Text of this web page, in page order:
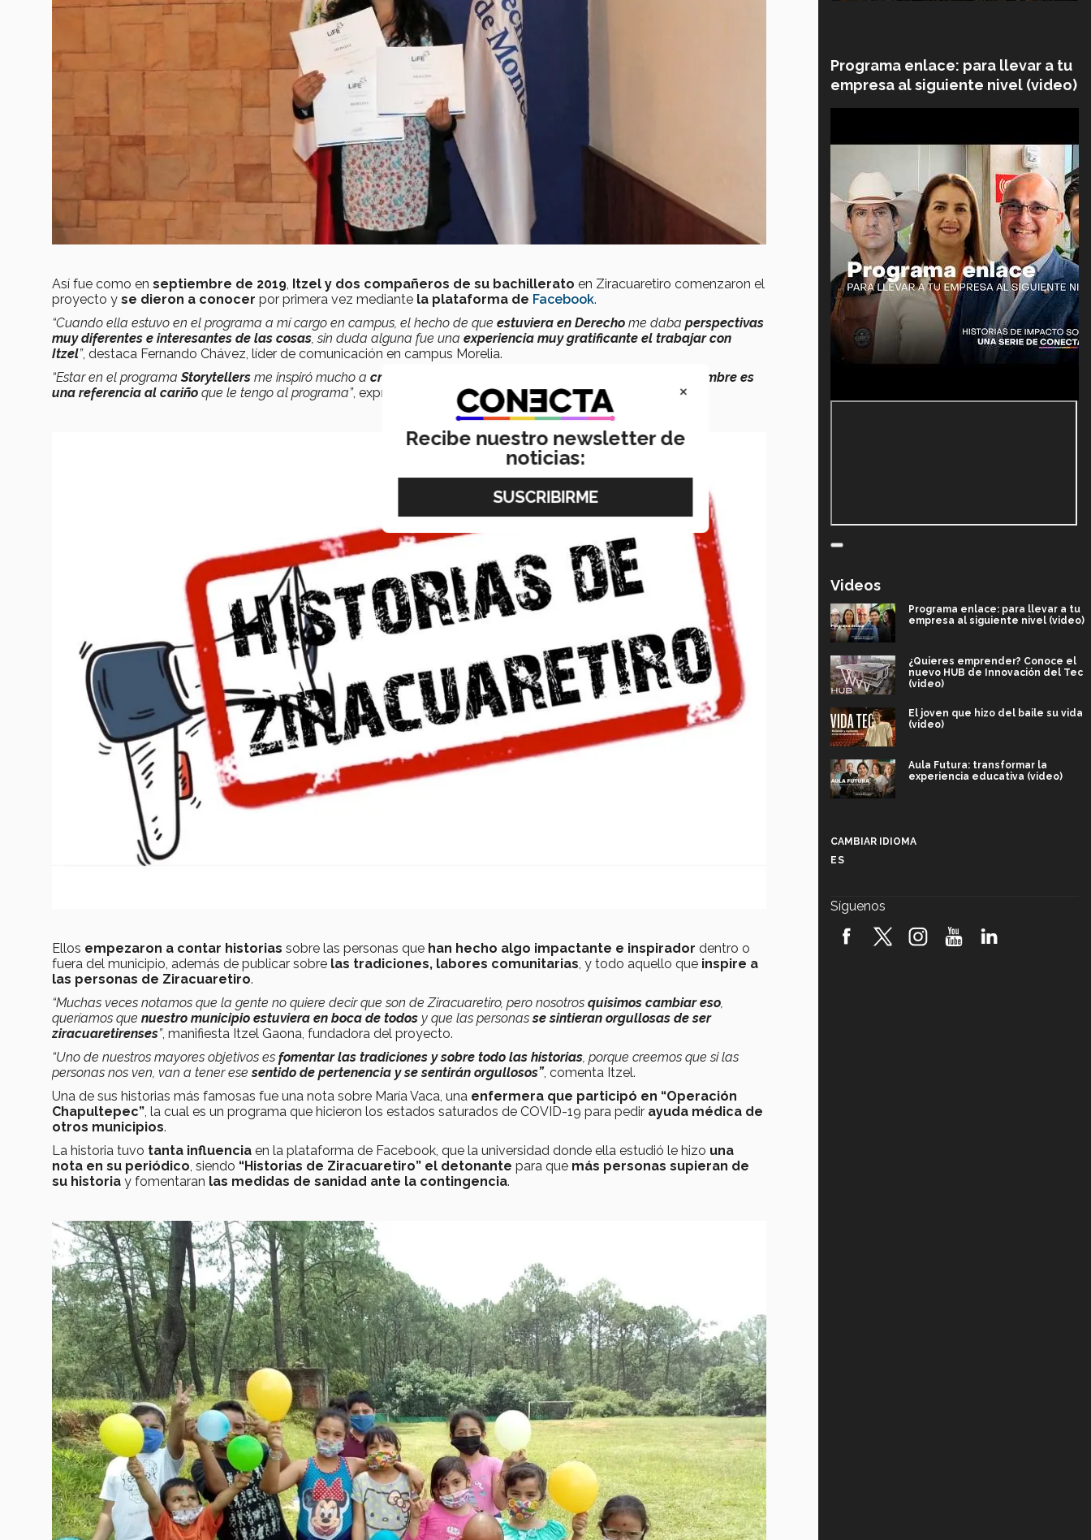
Así fue como en septiembre de 2019, Itzel y dos compañeros de su bachillerato en Ziracuaretiro comenzaron el
proyecto y se dieron a conocer por primera vez mediante la plataforma de Facebook.
“Cuando ella estuvo en el programa a mí cargo en campus, el hecho de que estuviera en Derecho me daba perspectivas
muy diferentes e interesantes de las cosas, sin duda alguna fue una experiencia muy gratificante el trabajar con
Itzel”, destaca Fernando Chávez, líder de comunicación en campus Morelia.
“Estar en el programaStorytellers me inspiró mucho a crear este proyecto para mi comunidad
el nombre es
una referencia al cariño que le tengo al programa”, expresa Itzel, egresada de campus Morelia.
Ellos empezaron a contar historias sobre las personas que han hecho algo impactante e inspirador dentro o
fuera del municipio, además de publicar sobre las tradiciones, labores comunitarias, y todo aquello que inspire a
las personas de Ziracuaretiro.
“Muchas veces notamos que la gente no quiere decir que son de Ziracuaretiro, pero nosotros quisimos cambiar eso,
queríamos que nuestro municipio estuviera en boca de todos y que las personasse sintieran orgullosas de ser
ziracuaretirenses”, manifiesta Itzel Gaona, fundadora del proyecto.
“Uno de nuestros mayores objetivos es fomentar las tradiciones y sobre todo las historias, porque creemos que si las
personas nos ven, van a tener esesentido de pertenencia y se sentirán orgullosos”, comenta Itzel.
Una de sus historias más famosas fue una nota sobre María Vaca, una enfermera que participó en “Operación
Chapultepec”, la cual es un programa que hicieron los estados saturados de COVID-19 para pedir ayuda médica de
otros municipios.
La historia tuvo tanta influencia en la plataforma de Facebook, que la universidad donde ella estudió le hizo una
nota en su periódico, siendo “Historias de Ziracuaretiro” el detonante para que más personas supieran de
su historia y fomentaran las medidas de sanidad ante la contingencia.
Programa enlace: para llevar a tu
empresa al siguiente nivel (video)
Videos
Programa enlace: para llevar a tu
empresa al siguiente nivel (video)
¿Quieres emprender? Conoce el
nuevo HUB de Innovación del Tec
(video)
El joven que hizo del baile su vida
(video)
Aula Futura: transformar la
experiencia educativa (video)
robótica FIRST 2026! (video)
CAMBIAR IDIOMA
ES
Síguenos
×
Recibe nuestro newsletter de
noticias: